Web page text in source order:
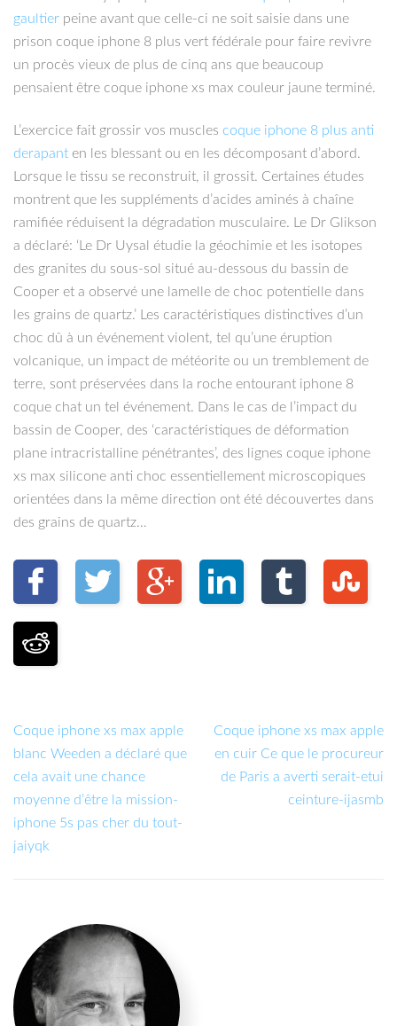
gaultier peine avant que celle-ci ne soit saisie dans une
prison coque iphone 8 plus vert fédérale pour faire revivre
un procès vieux de plus de cinq ans que beaucoup
pensaient être coque iphone xs max couleur jaune terminé.
L’exercice fait grossir vos muscles coque iphone 8 plus anti
derapant en les blessant ou en les décomposant d’abord.
Lorsque le tissu se reconstruit, il grossit. Certaines études
montrent que les suppléments d’acides aminés à chaîne
ramifiée réduisent la dégradation musculaire. Le Dr Glikson
a déclaré: ‘Le Dr Uysal étudie la géochimie et les isotopes
des granites du sous-sol situé au-dessous du bassin de
Cooper et a observé une lamelle de choc potentielle dans
les grains de quartz.’ Les caractéristiques distinctives d’un
choc dû à un événement violent, tel qu’une éruption
volcanique, un impact de météorite ou un tremblement de
terre, sont préservées dans la roche entourant iphone 8
coque chat un tel événement. Dans le cas de l’impact du
bassin de Cooper, des ‘caractéristiques de déformation
plane intracristalline pénétrantes’, des lignes coque iphone
xs max silicone anti choc essentiellement microscopiques
orientées dans la même direction ont été découvertes dans
des grains de quartz…
Coque iphone xs max apple
blanc Weeden a déclaré que
cela avait une chance
moyenne d’être la mission-
iphone 5s pas cher du tout-
jaiyqk
Coque iphone xs max apple
en cuir Ce que le procureur
de Paris a averti serait-etui
ceinture-ijasmb